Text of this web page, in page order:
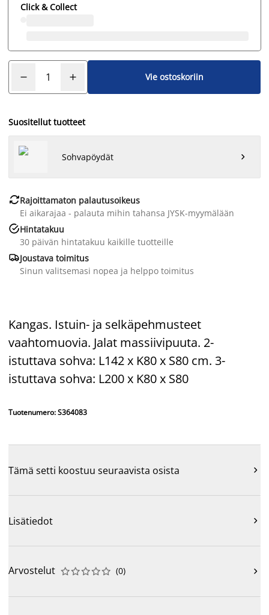
Click & Collect
Vie ostoskoriin
Suositellut tuotteet
Sohvapöydät 
Rajoittamaton palautusoikeus
Ei aikarajaa - palauta mihin tahansa JYSK-myymälään
Hintatakuu
30 päivän hintatakuu kaikille tuotteille
Joustava toimitus
Sinun valitsemasi nopea ja helppo toimitus
Kangas. Istuin- ja selkäpehmusteet
vaahtomuovia. Jalat massiivipuuta. 2-
istuttava sohva: L142 x K80 x S80 cm. 3-
istuttava sohva: L200 x K80 x S80
Tuotenumero: S364083
Tämä setti koostuu seuraavista osista 
Lisätiedot 
Arvostelut 




 (0) 